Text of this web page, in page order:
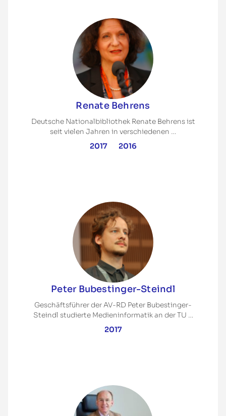
Renate Behrens
Deutsche Nationalbibliothek Renate Behrens ist
seit vielen Jahren in verschiedenen …
2017 2016
Peter Bubestinger-Steindl
Geschäftsführer der AV-RD Peter Bubestinger-
Steindl studierte Medieninformatik an der TU …
2017